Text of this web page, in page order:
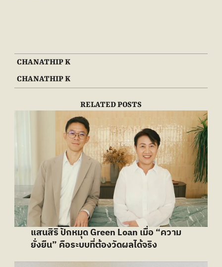
CHANATHIP K
CHANATHIP K
RELATED POSTS
แสนสิริ ปักหมุด Green Loan เมื่อ “ความ
ยั่งยืน” คือระบบที่ต้องวัดผลได้จริง